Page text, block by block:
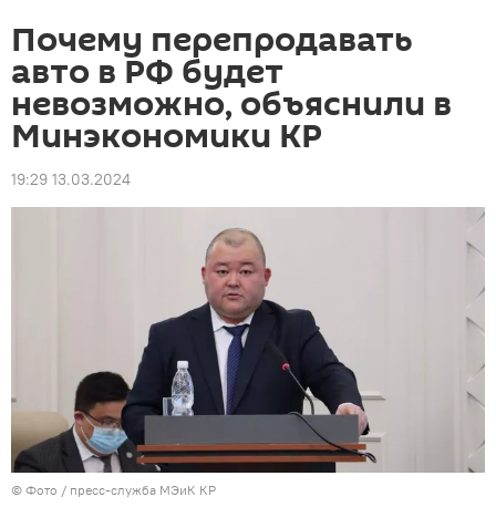
Почему перепродавать
авто в РФ будет
невозможно, объяснили в
Минэкономики КР
19:29 13.03.2024
© Фото / пресс-служба МЭиК КР